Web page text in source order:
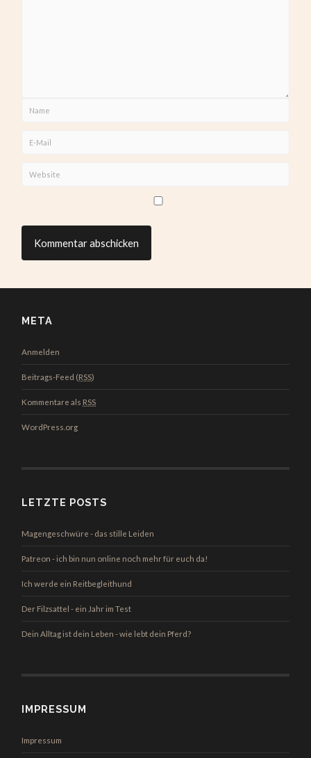
META
Anmelden
Beitrags-Feed (RSS)
Kommentare als RSS
WordPress.org
LETZTE POSTS
Magengeschwüre - das stille Leiden
Patreon - ich bin nun online noch mehr für euch da!
Ich werde ein Reitbegleithund
Der Filzsattel - ein Jahr im Test
Dein Alltag ist dein Leben - wie lebt dein Pferd?
IMPRESSUM
Impressum